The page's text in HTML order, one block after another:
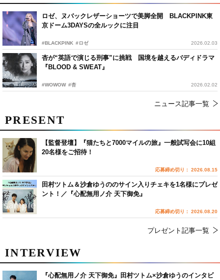
ロゼ、ヌバックレザーショーツで美脚全開 BLACKPINK東
京ドーム3DAYSの全ルックに注目
#BLACKPINK #ロゼ 2026.02.03
杏が“英語で演じる刑事”に挑戦 国境を越えるバディドラマ
『BLOOD & SWEAT』
#WOWOW #杏 2026.02.02
ニュース記事一覧
INTERVIEW
『心配無用ノ介 天下御免』田村ツトム×沙倉ゆうのインタビ
PRESENT
【監督登壇】『猫たちと7000マイルの旅』一般試写会に10組
20名様をご招待！
応募締め切り： 2026.08.15
田村ツトム＆沙倉ゆうののサイン入りチェキを1名様にプレゼ
ント！／『心配無用ノ介 天下御免』
応募締め切り： 2026.08.20
プレゼント記事一覧